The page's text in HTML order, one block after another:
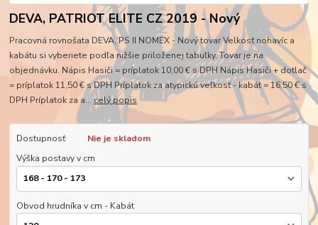
DEVA, PATRIOT ELITE CZ 2019 - Nový
Pracovná rovnošata DEVA, PS II NOMEX - Nový tovar Velkosť nohavíc a
kabátu si vyberiete podľa nižšie priloženej tabuľky. Tovar je na
objednávku. Nápis Hasiči = príplatok 10,00 € s DPH Nápis Hasiči + dotlač
= príplatok 11,50 € s DPH Príplatok za atypickú veľkosť - kabát = 16,50 € s
DPH Príplatok za a... celý popis
Dostupnosť
Nie je skladom
Výška postavy v cm
Obvod hrudníka v cm - Kabát